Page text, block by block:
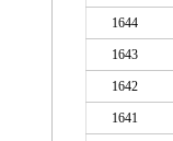
1644
1643
1642
1641